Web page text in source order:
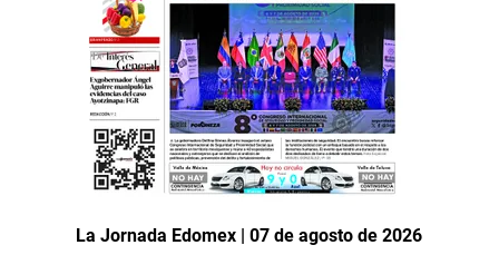
La Jornada Edomex | 07 de agosto de 2026